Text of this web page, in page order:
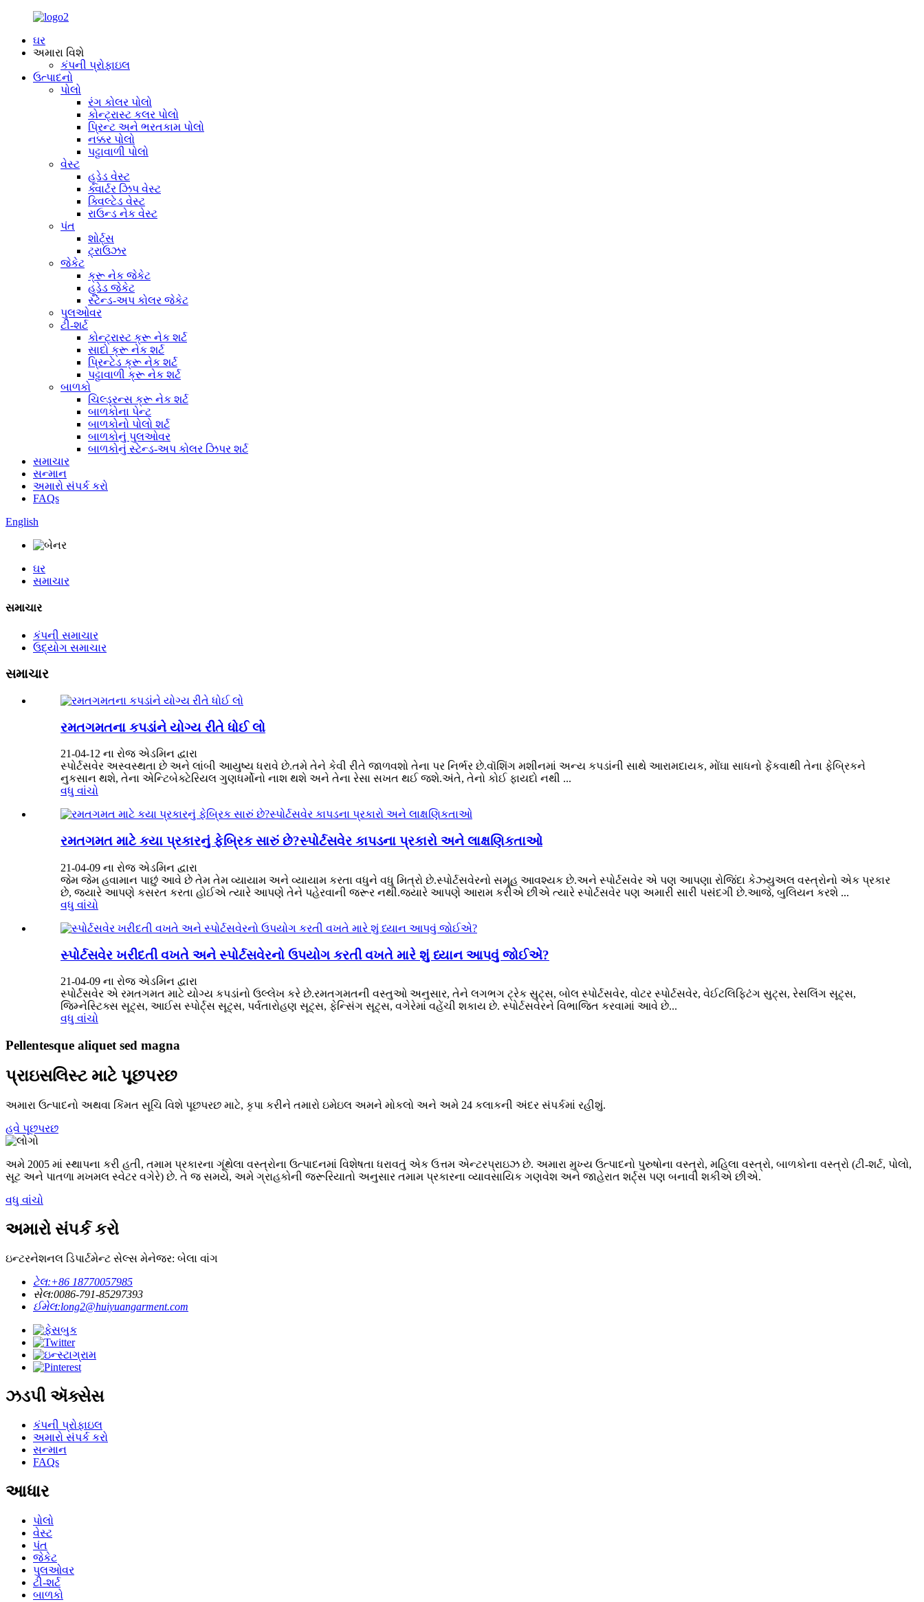
ઘર
અમારા વિશે
કંપની પ્રોફાઇલ
ઉત્પાદનો
પોલો
રંગ કોલર પોલો
કોન્ટ્રાસ્ટ કલર પોલો
પ્રિન્ટ અને ભરતકામ પોલો
નક્કર પોલો
પટ્ટાવાળી પોલો
વેસ્ટ
હૂડેડ વેસ્ટ
ક્વાર્ટર ઝિપ વેસ્ટ
ક્વિલ્ટેડ વેસ્ટ
રાઉન્ડ નેક વેસ્ટ
પંત
શોર્ટ્સ
ટ્રાઉઝર
જેકેટ
ક્રૂ નેક જેકેટ
હૂડેડ જેકેટ
સ્ટેન્ડ-અપ કોલર જેકેટ
પુલઓવર
ટી-શર્ટ
કોન્ટ્રાસ્ટ ક્રૂ નેક શર્ટ
સાદો ક્રૂ નેક શર્ટ
પ્રિન્ટેડ ક્રૂ નેક શર્ટ
પટ્ટાવાળી ક્રૂ નેક શર્ટ
બાળકો
ચિલ્ડ્રન્સ ક્રૂ નેક શર્ટ
બાળકોના પેન્ટ
બાળકોનો પોલો શર્ટ
બાળકોનું પુલઓવર
બાળકોનું સ્ટેન્ડ-અપ કોલર ઝિપર શર્ટ
સમાચાર
સન્માન
અમારો સંપર્ક કરો
FAQs
English
ઘર
સમાચાર
સમાચાર
કંપની સમાચાર
ઉદ્યોગ સમાચાર
સમાચાર
રમતગમતના કપડાંને યોગ્ય રીતે ધોઈ લો
21-04-12 ના રોજ એડમિન દ્વારા
સ્પોર્ટસવેર અસ્વસ્થતા છે અને લાંબી આયુષ્ય ધરાવે છે.તમે તેને કેવી રીતે જાળવશો તેના પર નિર્ભર છે.વૉશિંગ મશીનમાં અન્ય કપડાંની સાથે આરામદાયક, મોંઘા સાધનો ફેંકવાથી તેના ફેબ્રિકને
નુકસાન થશે, તેના એન્ટિબેક્ટેરિયલ ગુણધર્મોનો નાશ થશે અને તેના રેસા સખત થઈ જશે.અંતે, તેનો કોઈ ફાયદો નથી ...
વધુ વાંચો
રમતગમત માટે કયા પ્રકારનું ફેબ્રિક સારું છે?સ્પોર્ટસવેર કાપડના પ્રકારો અને લાક્ષણિકતાઓ
21-04-09 ના રોજ એડમિન દ્વારા
જેમ જેમ હવામાન પાછું આવે છે તેમ તેમ વ્યાયામ અને વ્યાયામ કરતા વધુને વધુ મિત્રો છે.સ્પોર્ટસવેરનો સમૂહ આવશ્યક છે.અને સ્પોર્ટસવેર એ પણ આપણા રોજિંદા કેઝ્યુઅલ વસ્ત્રોનો એક પ્રકાર
છે, જ્યારે આપણે કસરત કરતા હોઈએ ત્યારે આપણે તેને પહેરવાની જરૂર નથી.જ્યારે આપણે આરામ કરીએ છીએ ત્યારે સ્પોર્ટસવેર પણ અમારી સારી પસંદગી છે.આજે, બુલિયન કરશે ...
વધુ વાંચો
સ્પોર્ટસવેર ખરીદતી વખતે અને સ્પોર્ટસવેરનો ઉપયોગ કરતી વખતે મારે શું ધ્યાન આપવું જોઈએ?
21-04-09 ના રોજ એડમિન દ્વારા
સ્પોર્ટસવેર એ રમતગમત માટે યોગ્ય કપડાંનો ઉલ્લેખ કરે છે.રમતગમતની વસ્તુઓ અનુસાર, તેને લગભગ ટ્રેક સુટ્સ, બોલ સ્પોર્ટસવેર, વોટર સ્પોર્ટસવેર, વેઈટલિફ્ટિંગ સુટ્સ, રેસલિંગ સૂટ્સ,
જિમ્નેસ્ટિક્સ સૂટ્સ, આઈસ સ્પોર્ટ્સ સૂટ્સ, પર્વતારોહણ સૂટ્સ, ફેન્સિંગ સૂટ્સ, વગેરેમાં વહેંચી શકાય છે. સ્પોર્ટસવેરને વિભાજિત કરવામાં આવે છે...
વધુ વાંચો
Pellentesque aliquet sed magna
પ્રાઇસલિસ્ટ માટે પૂછપરછ
અમારા ઉત્પાદનો અથવા કિંમત સૂચિ વિશે પૂછપરછ માટે, કૃપા કરીને તમારો ઇમેઇલ અમને મોકલો અને અમે 24 કલાકની અંદર સંપર્કમાં રહીશું.
હવે પૂછપરછ
અમે 2005 માં સ્થાપના કરી હતી, તમામ પ્રકારના ગૂંથેલા વસ્ત્રોના ઉત્પાદનમાં વિશેષતા ધરાવતું એક ઉત્તમ એન્ટરપ્રાઇઝ છે. અમારા મુખ્ય ઉત્પાદનો પુરુષોના વસ્ત્રો, મહિલા વસ્ત્રો, બાળકોના વસ્ત્રો (ટી-શર્ટ, પોલો,
સૂટ અને પાતળા મખમલ સ્વેટર વગેરે) છે. તે જ સમયે, અમે ગ્રાહકોની જરૂરિયાતો અનુસાર તમામ પ્રકારના વ્યાવસાયિક ગણવેશ અને જાહેરાત શર્ટ્સ પણ બનાવી શકીએ છીએ.
વધુ વાંચો
અમારો સંપર્ક કરો
ઇન્ટરનેશનલ ડિપાર્ટમેન્ટ સેલ્સ મેનેજર: બેલા વાંગ
ટેલ:+86 18770057985
સેલ:0086-791-85297393
ઈમેલ:long2@huiyuangarment.com
ઝડપી ઍક્સેસ
કંપની પ્રોફાઇલ
અમારો સંપર્ક કરો
સન્માન
FAQs
આધાર
પોલો
વેસ્ટ
પંત
જેકેટ
પુલઓવર
ટી-શર્ટ
બાળકો